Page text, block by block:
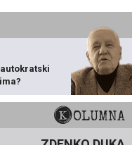
autokratski
KOLUMNA